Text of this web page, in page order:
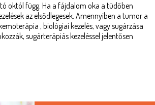
októl függ. Ha a fájdalom oka a tüdőben
az elsődlegesek. Amennyiben a tumor a
, biológiai kezelés, vagy sugárzása
sugárterápiás kezeléssel jelentősen